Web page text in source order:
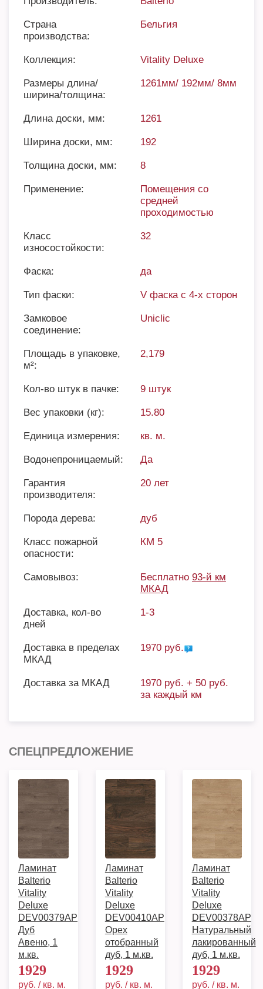
Страна
производства:
Бельгия
Коллекция: Vitality Deluxe
Размеры длина/
ширина/толщина:
1261мм/ 192мм/ 8мм
Длина доски, мм: 1261
Ширина доски, мм: 192
Толщина доски, мм: 8
Применение:
Помещения со
средней
проходимостью
Класс
износостойкости:
32
Фаска: да
Тип фаски: V фаска с 4-х сторон
Замковое
соединение:
Uniclic
Площадь в упаковке,
м²:
2,179
Кол-во штук в пачке: 9 штук
Вес упаковки (кг): 15.80
Единица измерения: кв. м.
Водонепроницаемый: Да
Гарантия
производителя:
20 лет
Порода дерева: дуб
Класс пожарной
опасности:
КМ 5
Самовывоз: Бесплатно 93-й км
МКАД
Доставка, кол-во
дней
1-3
Доставка в пределах
МКАД
1970 руб.
Доставка за МКАД
1970 руб. + 50 руб.
за каждый км
СПЕЦПРЕДЛОЖЕНИЕ
Ламинат
Balterio
Vitality
Deluxe
DEV00379AP
Дуб
Авеню, 1
м.кв.
1929
руб. / кв. м.
Ламинат
Balterio
Vitality
Deluxe
DEV00410AP
Орех
отобранный
дуб, 1 м.кв.
1929
руб. / кв. м.
Ламинат
Balterio
Vitality
Deluxe
DEV00378AP
Натуральный
лакированный
дуб, 1 м.кв.
1929
руб. / кв. м.